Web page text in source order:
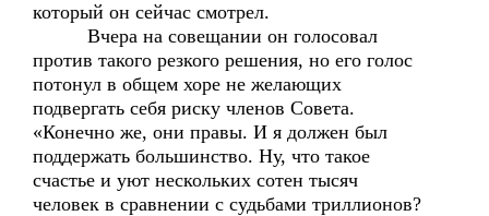
который он сейчас смотрел.
Вчера на совещании он голосовал
против такого резкого решения, но его голос
потонул в общем хоре не желающих
подвергать себя риску членов Совета.
«Конечно же, они правы. И я должен был
поддержать большинство. Ну, что такое
счастье и уют нескольких сотен тысяч
человек в сравнении с судьбами триллионов?